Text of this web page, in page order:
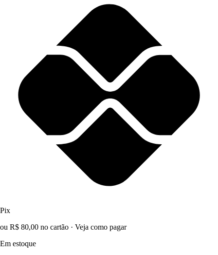
Pix
ou R$ 80,00 no cartão · Veja como pagar
Em estoque